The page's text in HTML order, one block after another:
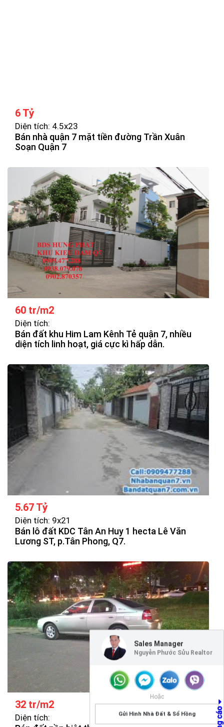
Sales Manager
Nguyễn Phước Sửu Realtor
Hoặc
Gửi Hình Nhà Đất & Sổ Hồng
6 Tỷ
Diện tích: 4.5x23
Bán nhà quận 7 mặt tiền đường Trần Xuân
Soạn Quận 7
60 tr/m2
Diện tích:
Bán đất khu Him Lam Kênh Tẻ quận 7, nhiều
diện tích linh hoạt, giá cực kì hấp dẫn.
5.67 Tỷ
Diện tích: 9x21
Bán lô đất KDC Tân An Huy 1 hecta Lê Văn
Lương ST, p.Tân Phong, Q7.
32 tr/m2
Diện tích: